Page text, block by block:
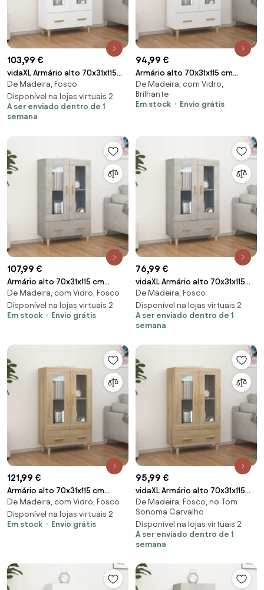
103,99 €
vidaXL Armário alto 70x31x115
cm madeira processada
branco
De Madeira, Fosco
Disponível na lojas virtuais 2
A ser enviado dentro de 1
semana
94,99 €
Armário alto 70x31x115 cm
madeira processada branco
brilhante
De Madeira, com Vidro,
Brilhante
Em stock
Envio grátis
107,99 €
Armário alto 70x31x115 cm
madeira processada cinza
cimento
De Madeira, com Vidro, Fosco
Disponível na lojas virtuais 2
Em stock
Envio grátis
76,99 €
vidaXL Armário alto 70x31x115
cm madeira processada cinza
cimento
De Madeira, Fosco
Disponível na lojas virtuais 2
A ser enviado dentro de 1
semana
121,99 €
Armário alto 70x31x115 cm
madeira processada carvalho
sonoma
De Madeira, com Vidro, Fosco
Disponível na lojas virtuais 2
Em stock
Envio grátis
95,99 €
vidaXL Armário alto 70x31x115
cm madeira processada
carvalho sonoma
De Madeira, Fosco, no Tom
Sonoma Carvalho
Disponível na lojas virtuais 2
A ser enviado dentro de 1
semana